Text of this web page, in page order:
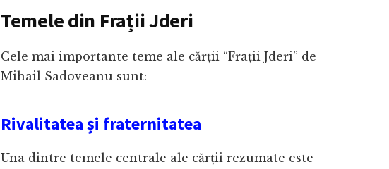
Temele din Frații Jderi
Cele mai importante teme ale cărții “Frații Jderi” de
Mihail Sadoveanu sunt:
Rivalitatea și fraternitatea
Una dintre temele centrale ale cărții rezumate este